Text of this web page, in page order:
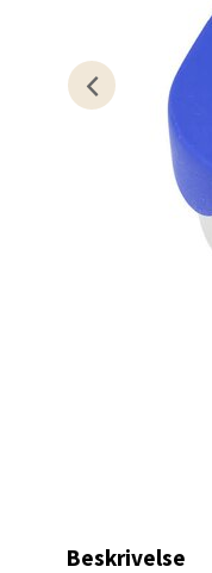
Beskrivelse